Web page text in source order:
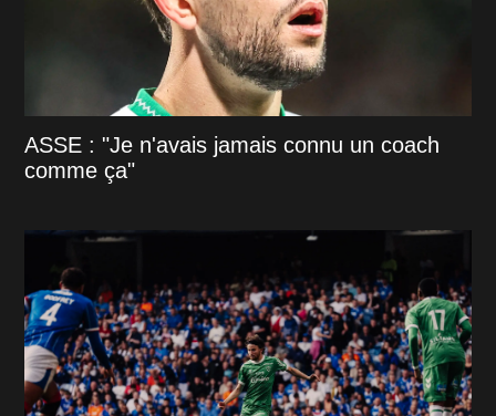
ASSE : "Je n'avais jamais connu un coach
comme ça"